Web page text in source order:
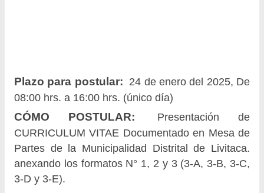
Plazo para postular: 24 de enero del 2025, De
08:00 hrs. a 16:00 hrs. (único día)
CÓMO POSTULAR:
Presentación de
CURRICULUM VITAE Documentado en Mesa de
Partes de la Municipalidad Distrital de Livitaca.
anexando los formatos N° 1, 2 y 3 (3-A, 3-B, 3-C,
3-D y 3-E).